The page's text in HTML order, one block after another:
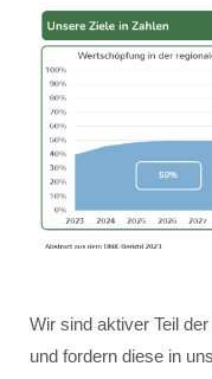
Wir sind aktiver Teil
und fordern diese in